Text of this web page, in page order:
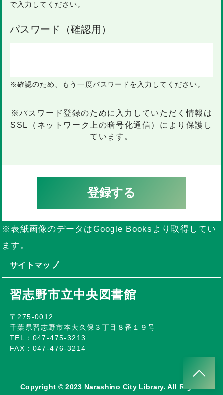
で入力してください。
パスワード（確認用）
※確認のため、もう一度パスワードを入力してください。
※パスワード登録のために入力していただく情報は
SSL（ネットワーク上の暗号化通信）により保護し
ています。
登録する
※表紙画像のデータはGoogle Booksより取得してい
ます。
サイトマップ
習志野市立中央図書館
〒275-0012
千葉県習志野市本大久保３丁目８番１９号
TEL：047-475-3213
FAX：047-476-3214
Copyright © 2023 Narashino City Library. All Rights